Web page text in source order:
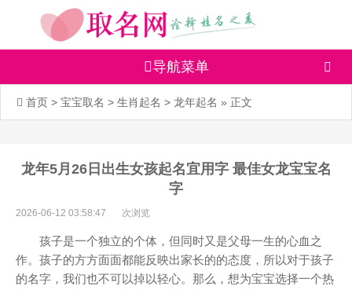
导航菜单
首页 > 宝宝取名 > 生肖起名 > 龙年起名 » 正文
龙年5月26日出生女孩起名宜用字 最佳女龙宝宝名
字
2026-06-12 03:58:47 次浏览
孩子是一个独立的个体，但同时又是父母一生的心血之
作。孩子的方方面面都能反映出家长的的态度，所以对于孩子
的名字，我们也不可以掉以轻心。那么，想为宝宝选择一个热